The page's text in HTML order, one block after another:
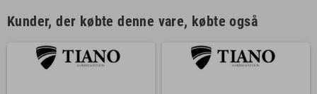
Kunder, der købte denne vare, købte også